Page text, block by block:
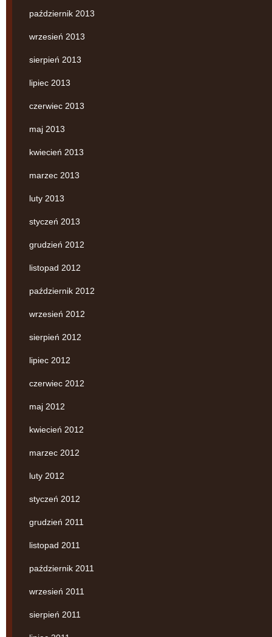
październik 2013
wrzesień 2013
sierpień 2013
lipiec 2013
czerwiec 2013
maj 2013
kwiecień 2013
marzec 2013
luty 2013
styczeń 2013
grudzień 2012
listopad 2012
październik 2012
wrzesień 2012
sierpień 2012
lipiec 2012
czerwiec 2012
maj 2012
kwiecień 2012
marzec 2012
luty 2012
styczeń 2012
grudzień 2011
listopad 2011
październik 2011
wrzesień 2011
sierpień 2011